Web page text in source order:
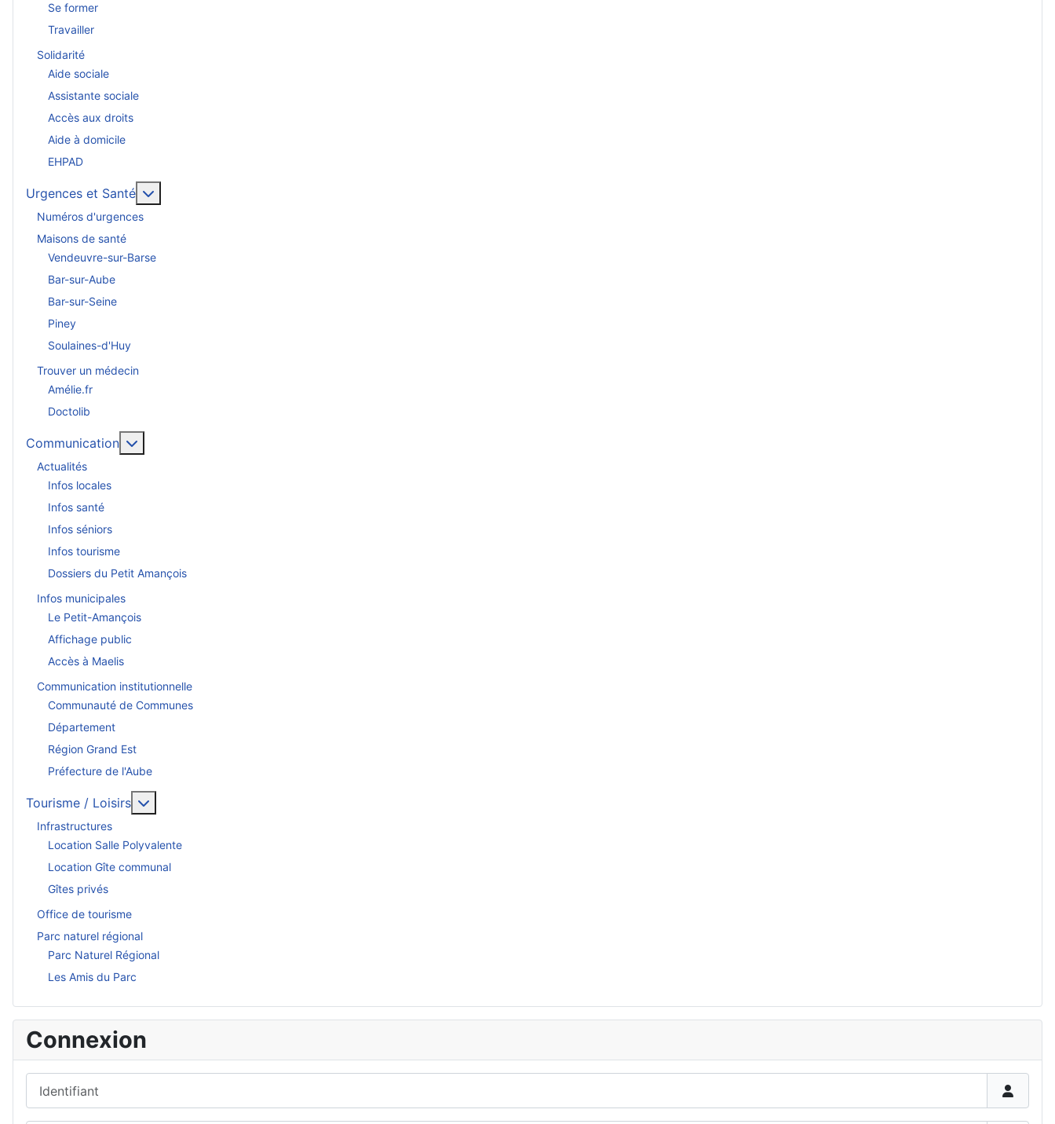
Se former
Travailler
Solidarité
Aide sociale
Assistante sociale
Accès aux droits
Aide à domicile
EHPAD
Urgences et Santé
Numéros d'urgences
Maisons de santé
Vendeuvre-sur-Barse
Bar-sur-Aube
Bar-sur-Seine
Piney
Soulaines-d'Huy
Trouver un médecin
Amélie.fr
Doctolib
Communication
Actualités
Infos locales
Infos santé
Infos séniors
Infos tourisme
Dossiers du Petit Amançois
Infos municipales
Le Petit-Amançois
Affichage public
Accès à Maelis
Communication institutionnelle
Communauté de Communes
Département
Région Grand Est
Préfecture de l'Aube
Tourisme / Loisirs
Infrastructures
Location Salle Polyvalente
Location Gîte communal
Gîtes privés
Office de tourisme
Parc naturel régional
Parc Naturel Régional
Les Amis du Parc
Connexion